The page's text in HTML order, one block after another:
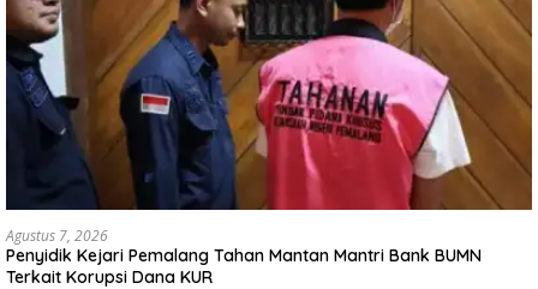
Agustus 7, 2026
Penyidik Kejari Pemalang Tahan Mantan Mantri Bank BUMN
Terkait Korupsi Dana KUR